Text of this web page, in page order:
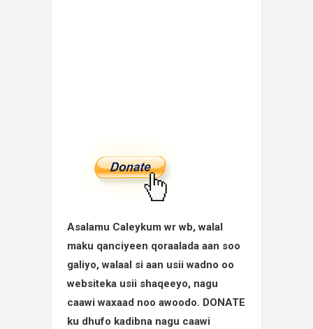
Asalamu Caleykum wr wb, walal
maku qanciyeen qoraalada aan soo
galiyo, walaal si aan usii wadno oo
websiteka usii shaqeeyo, nagu
caawi waxaad noo awoodo. DONATE
ku dhufo kadibna nagu caawi